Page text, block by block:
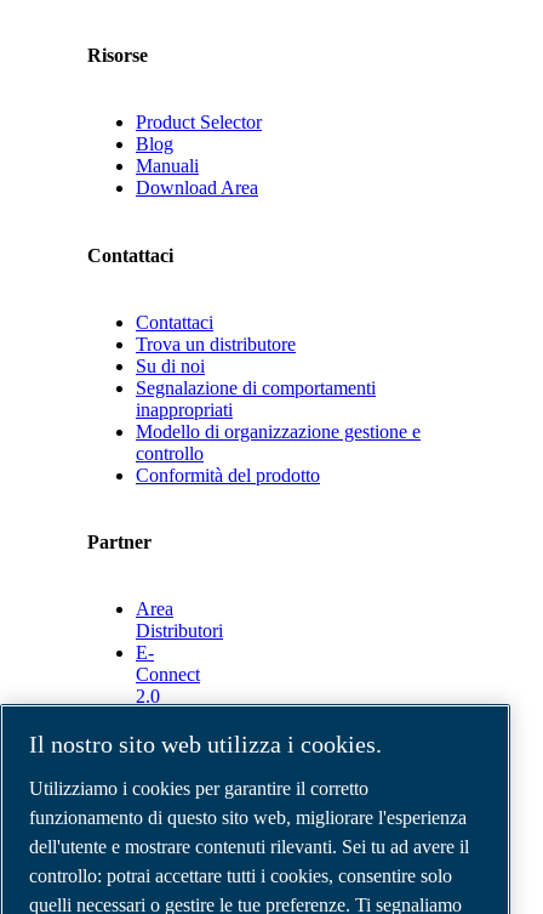
Risorse
Product Selector
Blog
Manuali
Download Area
Contattaci
Contattaci
Trova un distributore
Su di noi
Segnalazione di comportamenti
inappropriati
Modello di organizzazione gestione e
controllo
Conformità del prodotto
Partner
Area
Distributori
E-
Connect
2.0
Portal
Media
Gallery
©2026 Compressori d'aria ABAC
Note legali e privacy
Modulo resi
Il nostro sito web utilizza i cookies.
Utilizziamo i cookies per garantire il corretto
funzionamento di questo sito web, migliorare l'esperienza
dell'utente e mostrare contenuti rilevanti. Sei tu ad avere il
controllo: potrai accettare tutti i cookies, consentire solo
quelli necessari o gestire le tue preferenze. Ti segnaliamo